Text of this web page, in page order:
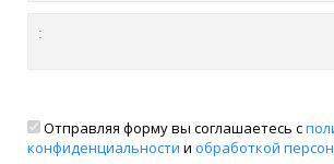
Отправляя форму вы соглашаетесь с
конфиденциальности и обработкой